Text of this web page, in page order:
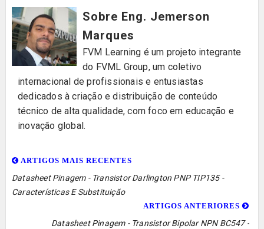
Sobre Eng. Jemerson
Marques
FVM Learning é um projeto integrante
do FVML Group, um coletivo
internacional de profissionais e entusiastas
dedicados à criação e distribuição de conteúdo
técnico de alta qualidade, com foco em educação e
inovação global.
ARTIGOS MAIS RECENTES
Datasheet Pinagem - Transistor Darlington PNP TIP135 -
Características E Substituição
ARTIGOS ANTERIORES
Datasheet Pinagem - Transistor Bipolar NPN BC547 -